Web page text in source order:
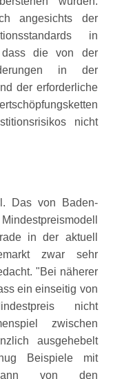
angesichts der
in
dass die von der
in der
der erforderliche
nicht
Das von Baden-
in der aktuell
zwar sehr
Bei näherer
ein einseitig von
nicht
zwischen
ausgehebelt
Beispiele mit
von den